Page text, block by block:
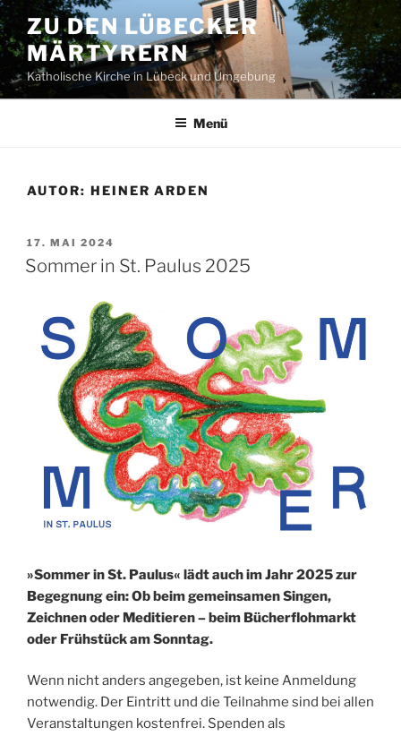
Zum
Inhalt
springen
ZU DEN LÜBECKER
MÄRTYRERN
Katholische Kirche in Lübeck und Umgebung
Menü
AUTOR: HEINER ARDEN
VERÖFFENTLICHT
AM
17. MAI 2024
Sommer in St. Paulus 2025
»Sommer in St. Paulus« lädt auch im Jahr 2025 zur
Begegnung ein: Ob beim gemeinsamen Singen,
Zeichnen oder Meditieren – beim Bücherflohmarkt
oder Frühstück am Sonntag.
Wenn nicht anders angegeben, ist keine Anmeldung
notwendig. Der Eintritt und die Teilnahme sind bei allen
Veranstaltungen kostenfrei. Spenden als